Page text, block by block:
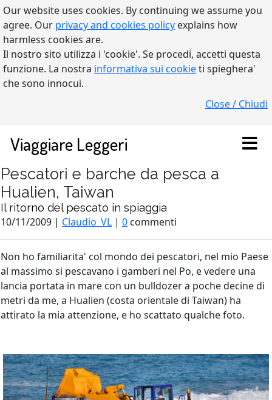
Our website uses cookies. By continuing we assume you
agree. Our privacy and cookies policy explains how
harmless cookies are.
Il nostro sito utilizza i 'cookie'. Se procedi, accetti questa
funzione. La nostra informativa sui cookieti spieghera'
che sono innocui.
Close / Chiudi
Viaggiare Leggeri
Pescatori e barche da pesca a
Hualien, Taiwan
Il ritorno del pescato in spiaggia
10/11/2009 | Claudio_VL | 0 commenti
Non ho familiarita' col mondo dei pescatori, nel mio Paese
al massimo si pescavano i gamberi nel Po, e vedere una
lancia portata in mare con un bulldozer a poche decine di
metri da me, a Hualien (costa orientale di Taiwan) ha
attirato la mia attenzione, e ho scattato qualche foto.